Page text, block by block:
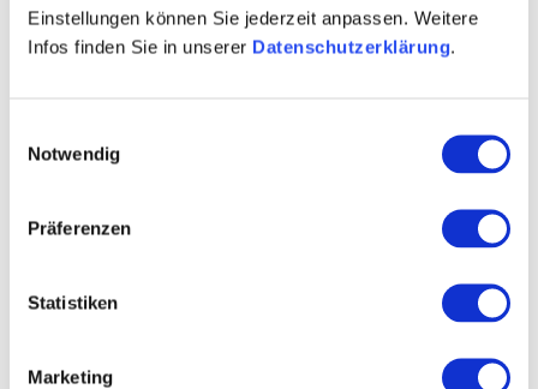
Einstellungen können Sie jederzeit anpassen. Weitere
Infos finden Sie in unserer Datenschutzerklärung.
Notwendig
Präferenzen
Statistiken
Marketing